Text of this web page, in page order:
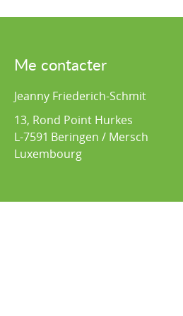
Me contacter
Jeanny Friederich-Schmit
13, Rond Point Hurkes
L-7591 Beringen / Mersch
Luxembourg